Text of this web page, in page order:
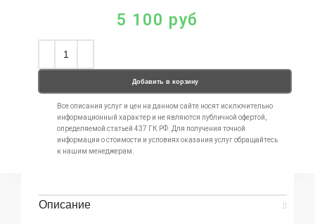
5 100 руб
Добавить в корзину
Все описания услуг и цен на данном сайте носят исключительно
информационный характер и не являются публичной офертой,
определяемой статьей 437 ГК РФ. Для получения точной
информации о стоимости и условиях оказания услуг обращайтесь
к нашим менеджерам.
Описание